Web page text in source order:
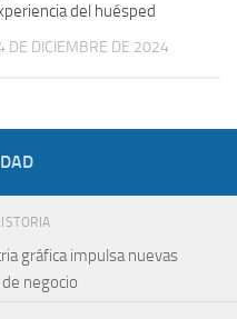
del huésped
DE DICIEMBRE DE 2024
gráfica impulsa nuevas
negocio